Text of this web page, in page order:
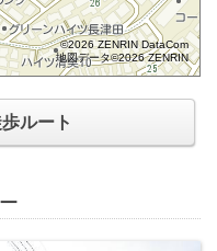
©2026 ZENRIN DataCom
地図データ©2026 ZENRIN
ルート